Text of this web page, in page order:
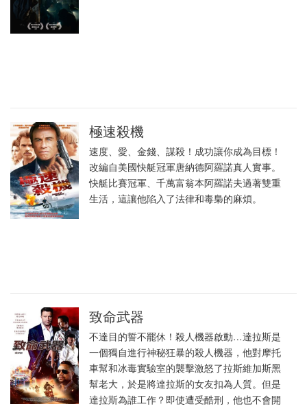
極速殺機
速度、愛、金錢、謀殺！成功讓你成為目標！
改編自美國快艇冠軍唐納德阿羅諾真人實事。
快艇比賽冠軍、千萬富翁本阿羅諾夫過著雙重
生活，這讓他陷入了法律和毒梟的麻煩。
致命武器
不達目的誓不罷休！殺人機器啟動…達拉斯是
一個獨自進行神秘狂暴的殺人機器，他對摩托
車幫和冰毒實驗室的襲擊激怒了拉斯維加斯黑
幫老大，於是將達拉斯的女友扣為人質。但是
達拉斯為誰工作？即使遭受酷刑，他也不會開